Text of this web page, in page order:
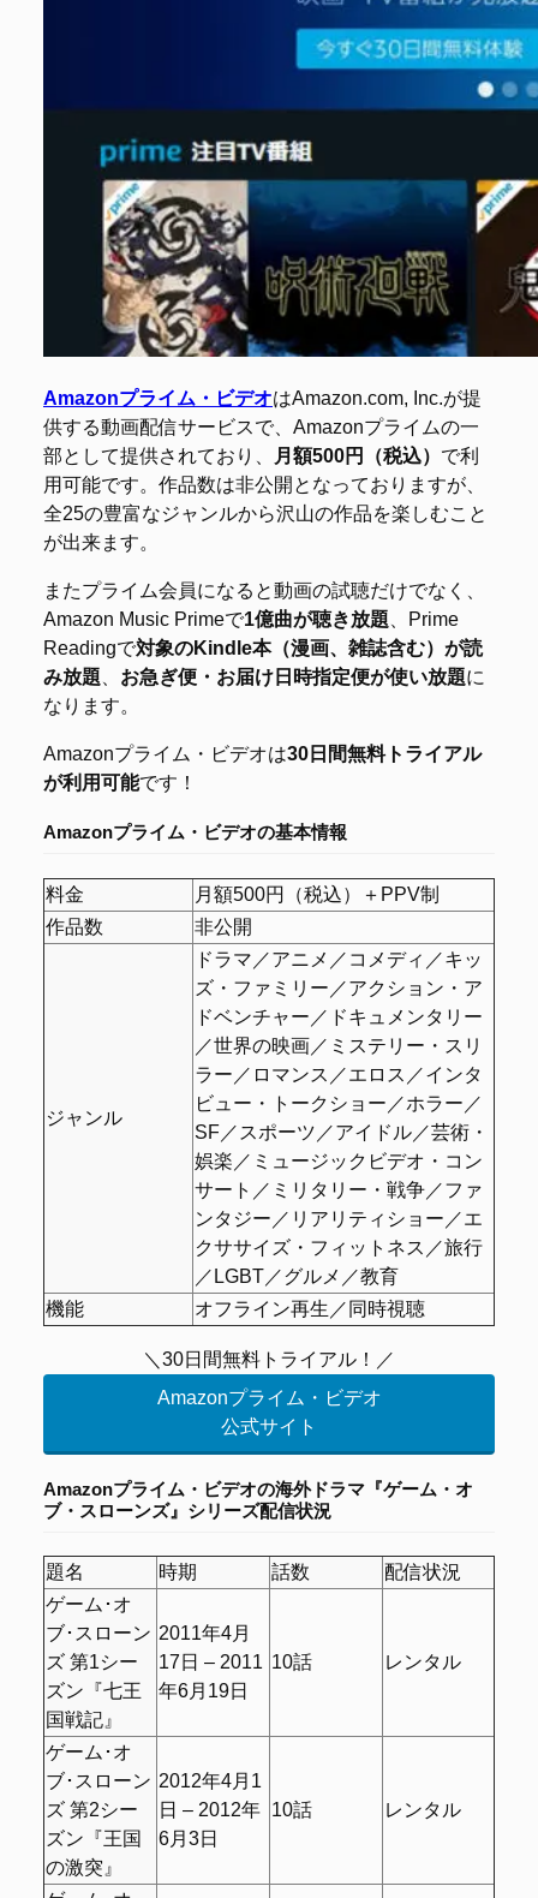
Amazonプライム・ビデオはAmazon.com, Inc.が提
供する動画配信サービスで、Amazonプライムの一
部として提供されており、
月額500円（税込） で利
用可能です。作品数は非公開となっておりますが、
全25の豊富なジャンルから沢山の作品を楽しむこと
が出来ます。
またプライム会員になると動画の試聴だけでなく、
Amazon Music Primeで1億曲が聴き放題 、Prime
Readingで対象のKindle本（漫画、雑誌含む）が読
み放題
お急ぎ便・お届け日時指定便が使い放題に
なります。
Amazonプライム・ビデオは30日間無料トライアル
が利用可能です！
Amazonプライム・ビデオの基本情報
料金
月額500円（税込）＋PPV制
作品数
非公開
ジャンル
ドラマ／アニメ／コメディ／キッ
ズ・ファミリー／アクション・ア
ドベンチャー／ドキュメンタリー
／世界の映画／ミステリー・スリ
ラー／ロマンス／エロス／インタ
ビュー・トークショー／ホラー／
SF／スポーツ／アイドル／芸術・
娯楽／ミュージックビデオ・コン
サート／ミリタリー・戦争／ファ
ンタジー／リアリティショー／エ
クササイズ・フィットネス／旅行
／LGBT／グルメ／教育
機能
オフライン再生／同時視聴
＼30日間無料トライアル！／
Amazonプライム・ビデオ
公式サイト
Amazonプライム・ビデオの海外ドラマ『ゲーム・オ
ブ・スローンズ』シリーズ配信状況
題名 時期 話数
配信状況
ゲーム･オ
ブ･スローン
ズ 第1シー
ズン『七王
国戦記』
2011年4月
17日 – 2011
年6月19日
10話 レンタル
ゲーム･オ
ブ･スローン
ズ 第2シー
ズン『王国
の激突』
2012年4月1
日 – 2012年
6月3日
10話 レンタル